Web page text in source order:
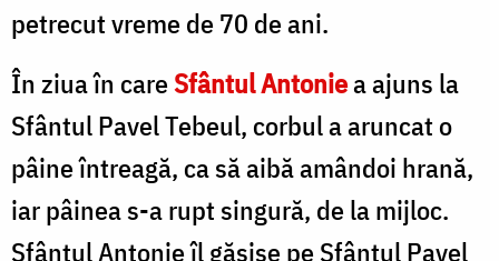
petrecut vreme de 70 de ani.
În ziua în careSfântul Antoniea ajuns la
Sfântul Pavel Tebeul, corbul a aruncat o
pâine întreagă, ca să aibă amândoi hrană,
iar pâinea s-a rupt singură, de la mijloc.
Sfântul Antonie îl găsise pe Sfântul Pavel